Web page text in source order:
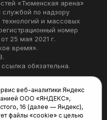
«Тюменская арена»
службой по надзору
и массовых
номер
25 мая 2021 г.
время».
обязательна.
28А
веб-аналитики Яндекс
ООО «ЯНДЕКС»,
16 (далее — Яндекс),
файлы «cookie» с целью